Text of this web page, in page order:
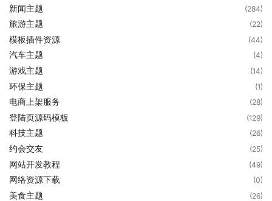
新闻主题 (284)
旅游主题 (22)
模板插件资源 (44)
汽车主题 (4)
游戏主题 (14)
环保主题 (1)
电商上架服务 (28)
登陆页源码模板 (129)
科技主题 (26)
约会交友 (25)
网站开发教程 (49)
网络资源下载 (0)
美食主题 (26)